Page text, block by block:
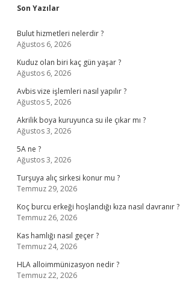
Sidebar
Son Yazılar
Bulut hizmetleri nelerdir ?
Ağustos 6, 2026
Kuduz olan biri kaç gün yaşar ?
Ağustos 6, 2026
Avbis vize işlemleri nasıl yapılır ?
Ağustos 5, 2026
Akrilik boya kuruyunca su ile çıkar mı ?
Ağustos 3, 2026
5A ne ?
Ağustos 3, 2026
Turşuya alıç sirkesi konur mu ?
Temmuz 29, 2026
Koç burcu erkeği hoşlandığı kıza nasıl davranır ?
Temmuz 26, 2026
Kas hamlığı nasıl geçer ?
Temmuz 24, 2026
HLA alloimmünizasyon nedir ?
Temmuz 22, 2026